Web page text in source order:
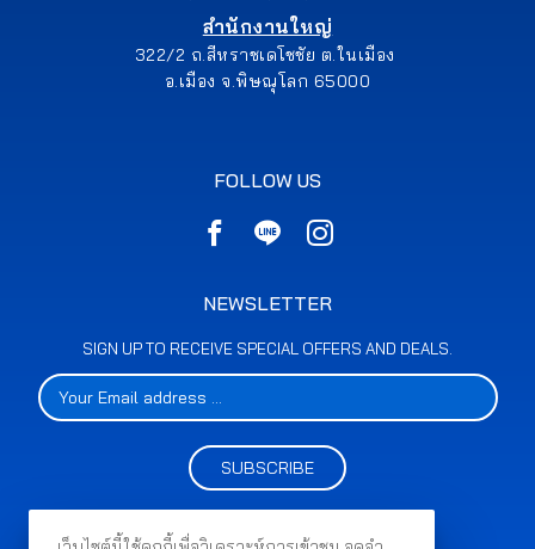
สำนักงานใหญ่
322/2 ถ.สีหราชเดโชชัย ต.ในเมือง
อ.เมือง จ.พิษณุโลก 65000
FOLLOW US
NEWSLETTER
SIGN UP TO RECEIVE SPECIAL OFFERS AND DEALS.
SUBSCRIBE